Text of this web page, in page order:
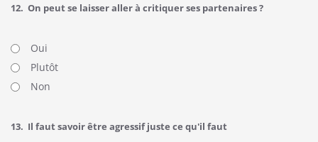
12. On peut se laisser aller à critiquer ses partenaires ?
Oui
Plutôt
Non
13. Il faut savoir être agressif juste ce qu'il faut